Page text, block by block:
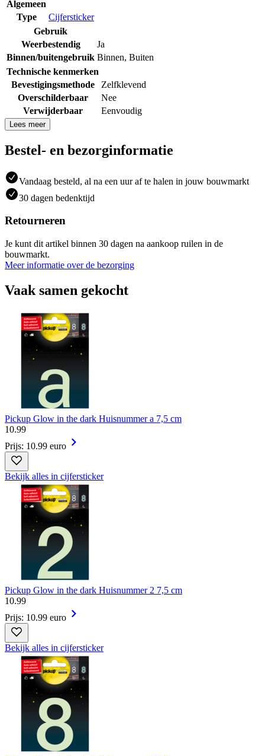
Algemeen
Type
Cijfersticker
Gebruik
Weerbestendig
Ja
Binnen/buitengebruik Binnen, Buiten
Technische kenmerken
Bevestigingsmethode
Zelfklevend
Overschilderbaar
Nee
Verwijderbaar
Eenvoudig
Lees meer
Bestel- en bezorginformatie
Vandaag besteld, al na een uur af te halen in jouw bouwmarkt
30 dagen bedenktijd
Retourneren
Je kunt dit artikel binnen 30 dagen na aankoop ruilen in de
bouwmarkt.
Meer informatie over de bezorging
Vaak samen gekocht
Pickup Glow in the dark Huisnummer a 7,5 cm
10.99
Prijs: 10.99 euro
Bekijk alles in cijfersticker
Pickup Glow in the dark Huisnummer 2 7,5 cm
10.99
Prijs: 10.99 euro
Bekijk alles in cijfersticker